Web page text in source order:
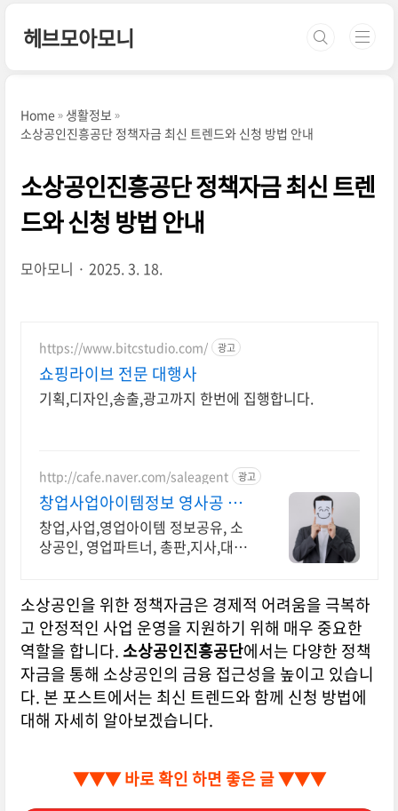
헤브모아모니
Home
생활정보
소상공인진흥공단 정책자금 최신 트렌드와 신청 방법 안내
소상공인진흥공단 정책자금 최신 트렌
드와 신청 방법 안내
모아모니 2025. 3. 18.
https://www.bitcstudio.com/ 광고
쇼핑라이브 전문 대행사
기획,디자인,송출,광고까지 한번에 집행합니다.
http://cafe.naver.com/saleagent 광고
창업사업아이템정보 영사공 모
든 회원은 성공해야한다!
창업,사업,영업아이템 정보공유, 소
상공인, 영업파트너, 총판,지사,대리
소상공인을 위한 정책자금은 경제적 어려움을 극복하
고 안정적인 사업 운영을 지원하기 위해 매우 중요한
역할을 합니다. 소상공인진흥공단에서는 다양한 정책
자금을 통해 소상공인의 금융 접근성을 높이고 있습니
다. 본 포스트에서는 최신 트렌드와 함께 신청 방법에
대해 자세히 알아보겠습니다.
▼▼▼ 바로 확인 하면 좋은 글 ▼▼▼